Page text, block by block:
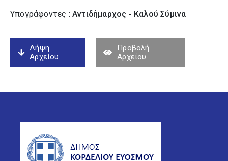
Υπογράφοντες : Αντιδήμαρχος - Καλού Σύµινα
Λήψη
Αρχείου
Προβολή
Αρχείου